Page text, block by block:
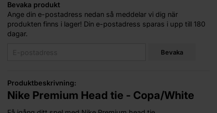
Bevaka produkt
Ange din e-postadress nedan så meddelar vi dig när
produkten finns i lager! Din e-postadress sparas i upp till 180
dagar.
Bevaka
Produktbeskrivning:
Nike Premium Head tie - Copa/White